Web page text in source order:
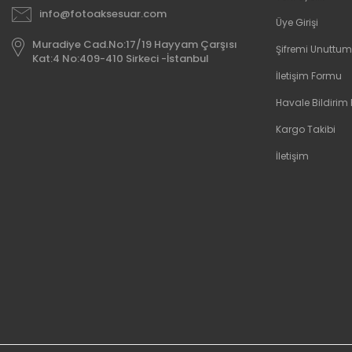
info@fotoaksesuar.com
Muradiye Cad.No:17/19 Hayyam Çarşısı
Kat:4 No:409-410 Sirkeci -İstanbul
Üye Girişi
Şifremi Unuttum
İletişim Formu
Havale Bildirim
Kargo Takibi
İletişim